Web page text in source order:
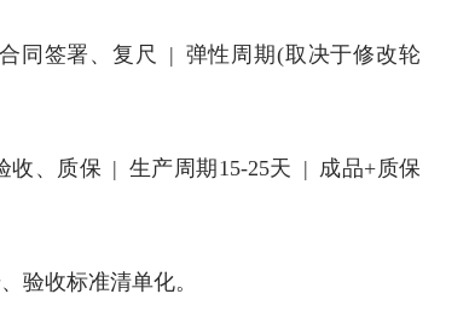
签署、复尺 | 弹性周期(取决于修改轮
、质保 | 生产周期15-25天 | 成品+质保
收标准清单化。